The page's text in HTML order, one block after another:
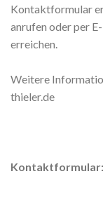
Kontaktformular
anrufen oder per
erreichen.
Weitere
thieler.de
Kontaktformular: